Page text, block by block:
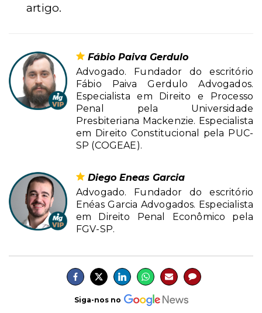
artigo.
Fábio Paiva Gerdulo
Advogado. Fundador do escritório
Fábio Paiva Gerdulo Advogados.
Especialista em Direito e Processo
Penal pela Universidade
Presbiteriana Mackenzie. Especialista
em Direito Constitucional pela PUC-
SP (COGEAE).
Diego Eneas Garcia
Advogado. Fundador do escritório
Enéas Garcia Advogados. Especialista
em Direito Penal Econômico pela
FGV-SP.
Siga-nos no